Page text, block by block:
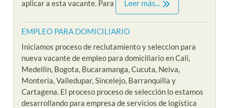
aplicar a esta vacante. Para
Leer más...
EMPLEO PARA DOMICILIARIO
Iniciamos proceso de reclutamiento y seleccion para
nueva vacante de empleo para domiciliario en Cali,
Medellin, Bogota, Bucaramanga, Cucuta, Neiva,
Monteria, Valledupar, Sincelejo, Barranquilla y
Cartagena. El proceso proceso de selección lo estamos
desarrollando para empresa de servicios de logística